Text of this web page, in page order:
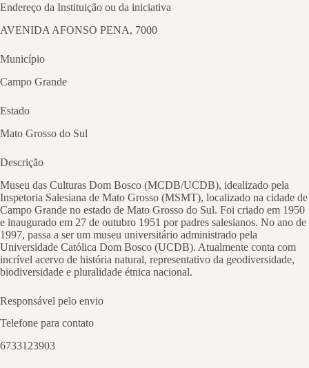
Endereço da Instituição ou da iniciativa
AVENIDA AFONSO PENA, 7000
Município
Campo Grande
Estado
Mato Grosso do Sul
Descrição
Museu das Culturas Dom Bosco (MCDB/UCDB), idealizado pela
Inspetoria Salesiana de Mato Grosso (MSMT), localizado na cidade de
Campo Grande no estado de Mato Grosso do Sul. Foi criado em 1950
e inaugurado em 27 de outubro 1951 por padres salesianos. No ano de
1997, passa a ser um museu universitário administrado pela
Universidade Católica Dom Bosco (UCDB). Atualmente conta com
incrível acervo de história natural, representativo da geodiversidade,
biodiversidade e pluralidade étnica nacional.
Responsável pelo envio
Telefone para contato
6733123903